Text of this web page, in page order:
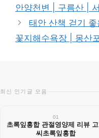
리
안양천변 | 구름산 |
태안 산책 걷기 좋
꽃지해수욕장 | 몽산
최신 인기글 모음
01
초록잎홍합 관절영양제 리뷰 고
씨초록잎홍합